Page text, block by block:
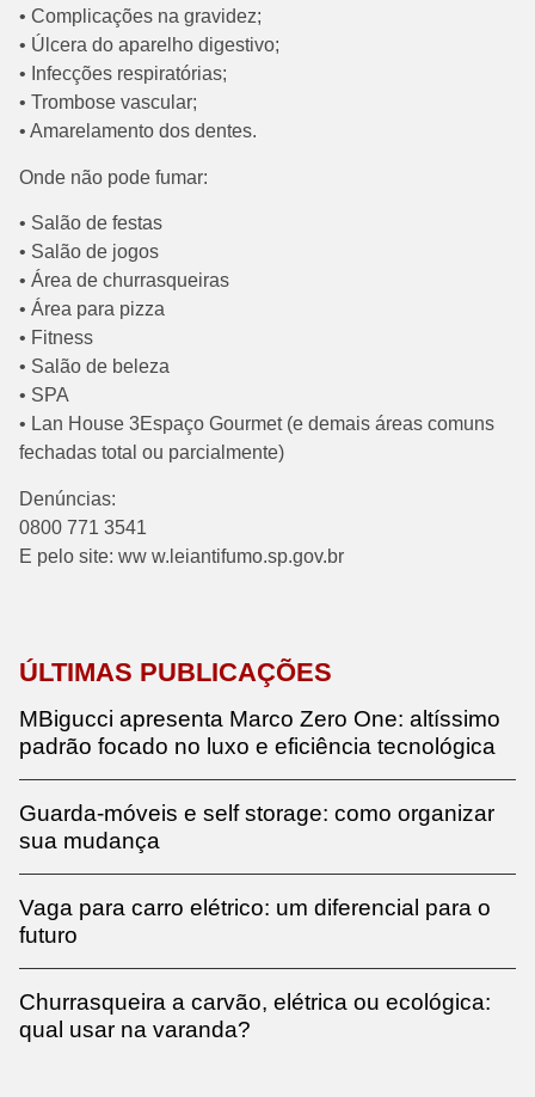
• Complicações na gravidez;
• Úlcera do aparelho digestivo;
• Infecções respiratórias;
• Trombose vascular;
• Amarelamento dos dentes.
Onde não pode fumar:
• Salão de festas
• Salão de jogos
• Área de churrasqueiras
• Área para pizza
• Fitness
• Salão de beleza
• SPA
• Lan House 3Espaço Gourmet (e demais áreas comuns
fechadas total ou parcialmente)
Denúncias:
0800 771 3541
E pelo site: ww w.leiantifumo.sp.gov.br
ÚLTIMAS PUBLICAÇÕES
MBigucci apresenta Marco Zero One: altíssimo
padrão focado no luxo e eficiência tecnológica
Guarda-móveis e self storage: como organizar
sua mudança
Vaga para carro elétrico: um diferencial para o
futuro
Churrasqueira a carvão, elétrica ou ecológica:
qual usar na varanda?